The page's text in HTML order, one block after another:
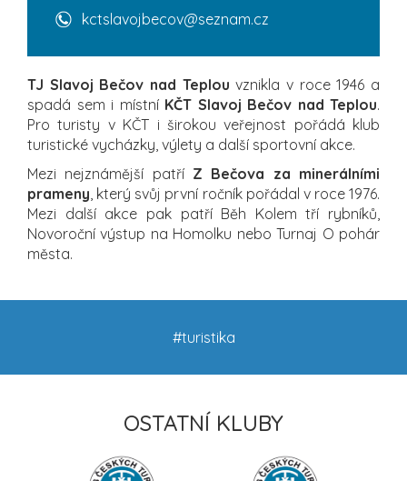
kctslavojbecov@seznam.cz
TJ Slavoj Bečov nad Teplou vznikla v roce 1946 a
spadá sem i místní KČT Slavoj Bečov nad Teplou.
Pro turisty v KČT i širokou veřejnost pořádá klub
turistické vycházky, výlety a další sportovní akce.
Mezi nejznámější patří Z Bečova za minerálními
prameny , který svůj první ročník pořádal v roce 1976.
Mezi další akce pak patří Běh Kolem tří rybníků,
Novoroční výstup na Homolku nebo Turnaj O pohár
města.
#turistika
OSTATNÍ KLUBY